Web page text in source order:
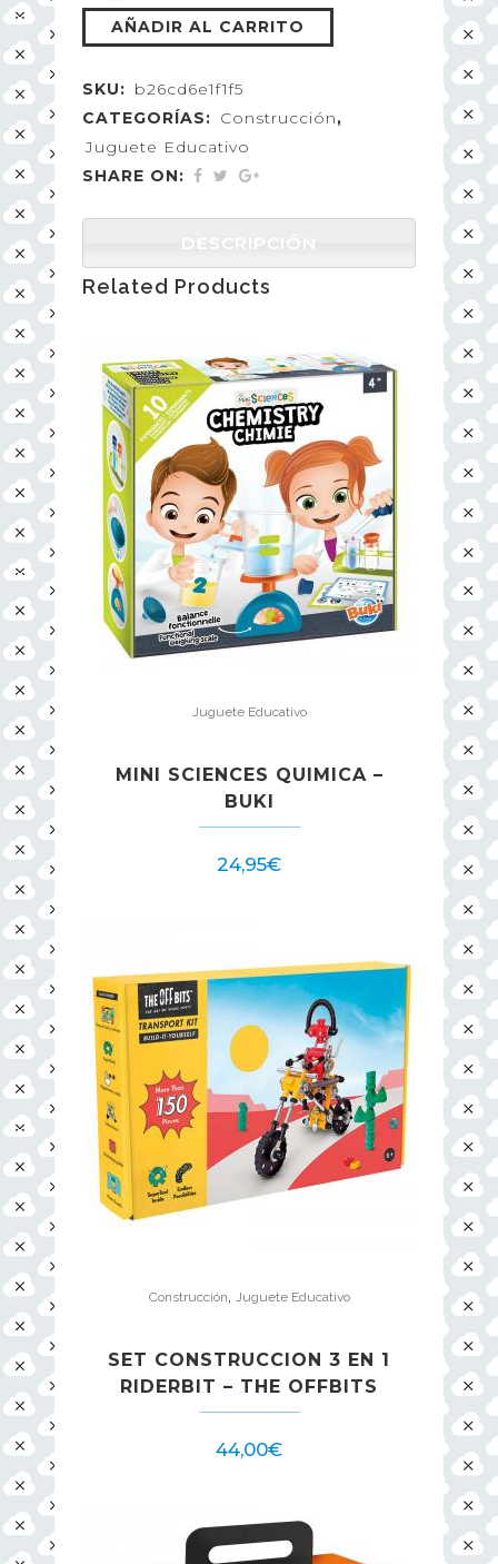
AÑADIR AL CARRITO
SKU: b26cd6e1f1f5
CATEGORÍAS: Construcción,
Juguete Educativo
SHARE ON:
DESCRIPCIÓN
Related Products
Juguete Educativo
MINI SCIENCES QUIMICA –
BUKI
24,95€
Construcción Juguete Educativo
SET CONSTRUCCION 3 EN 1
RIDERBIT – THE OFFBITS
44,00€